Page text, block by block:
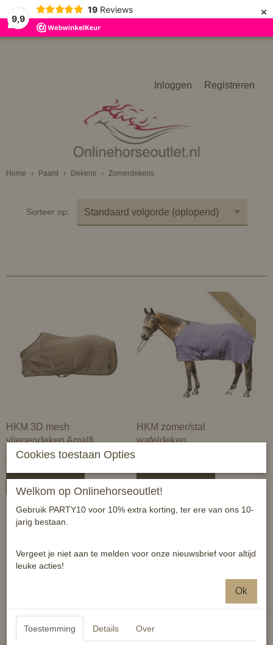
9,9
19 Reviews ×
Inloggen Registreren
Home › Paard › Dekens › Zomerdekens
Sorteer op:
HKM 3D mesh
vliegendeken Amalfi
€ 58,99
-22%
HKM zomer/stal
wafeldeken
Cookies toestaan Opties
Welkom op Onlinehorseoutlet!
Gebruik PARTY10 voor 10% extra korting, ter ere van ons 10-
jarig bestaan.
Vergeet je niet aan te melden voor onze nieuwsbrief voor altijd
leuke acties!
Ok
Toestemming Details Over